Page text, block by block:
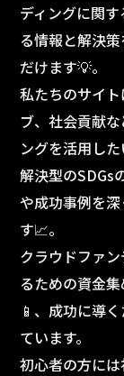
ディングに関
る情報と解決
だけます💡。
私たちのサイ
ブ、社会貢献
ングを活用し
解決型のSDGs
や成功事例を
す📈。
クラウドファ
るための資金
📱、成功に導
ています。
初心者の方に